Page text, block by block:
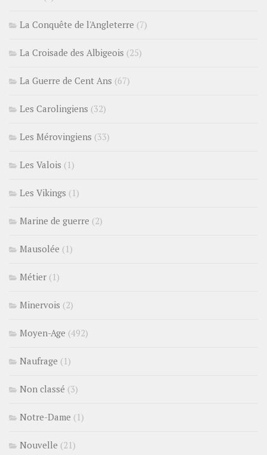
La Conquête de l'Angleterre (7)
La Croisade des Albigeois (25)
La Guerre de Cent Ans (67)
Les Carolingiens (32)
Les Mérovingiens (33)
Les Valois (1)
Les Vikings (1)
Marine de guerre (2)
Mausolée (1)
Métier (1)
Minervois (2)
Moyen-Age (492)
Naufrage (1)
Non classé (3)
Notre-Dame (1)
Nouvelle (21)